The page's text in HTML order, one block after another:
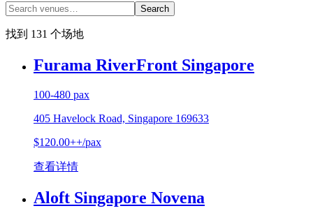
Search
找到 131 个场地
Furama RiverFront Singapore
100-480 pax
405 Havelock Road, Singapore 169633
$120.00++/pax
查看详情
Aloft Singapore Novena